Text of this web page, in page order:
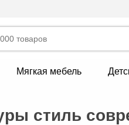
Мягкая мебель
стиль